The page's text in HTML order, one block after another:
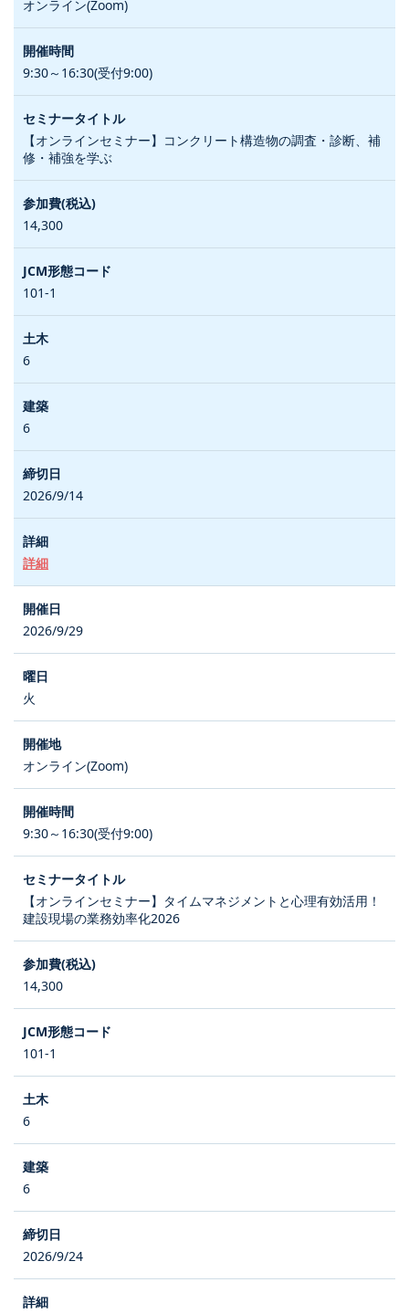
オンライン(Zoom)
9:30～16:30(受付9:00)
【オンラインセミナー】コンクリート構造物の調査・診断、補
修・補強を学ぶ
14,300
101-1
6
6
2026/9/14
詳細
2026/9/29
火
オンライン(Zoom)
9:30～16:30(受付9:00)
【オンラインセミナー】タイムマネジメントと心理有効活用！
建設現場の業務効率化2026
14,300
101-1
6
6
2026/9/24